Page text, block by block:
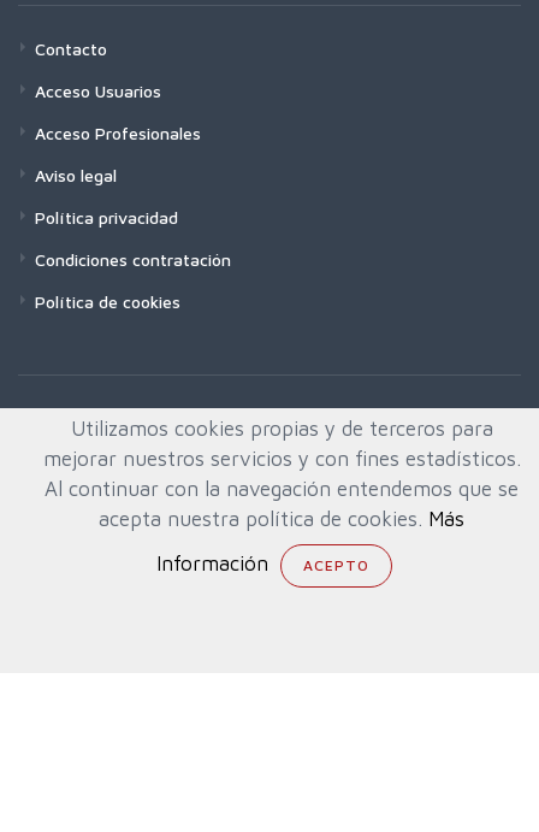
Contacto
Acceso Usuarios
Acceso Profesionales
Aviso legal
Política privacidad
Condiciones contratación
Política de cookies
Utilizamos cookies propias y de terceros para
mejorar nuestros servicios y con fines estadísticos.
Al continuar con la navegación entendemos que se
acepta nuestra política de cookies. Más
Información